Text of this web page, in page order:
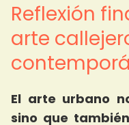
Reflexión
arte
El arte urbano
sino que